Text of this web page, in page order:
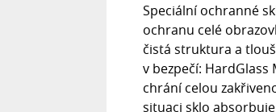
Speciální ochranné
ochranu celé
čistá struktura a
v bezpečí:
chrání celou
situaci sklo